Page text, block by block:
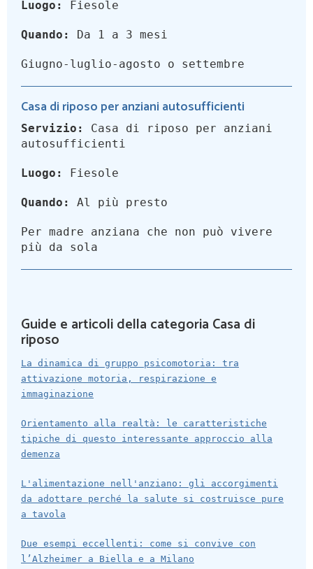
Luogo: Fiesole
Quando: Da 1 a 3 mesi
Giugno-luglio-agosto o settembre
Casa di riposo per anziani autosufficienti
Servizio:
Casa di riposo per anziani
autosufficienti
Luogo: Fiesole
Quando: Al più presto
Per madre anziana che non può vivere
più da sola
Guide e articoli della categoria Casa di
riposo
La dinamica di gruppo psicomotoria: tra
attivazione motoria, respirazione e
immaginazione
Orientamento alla realtà: le caratteristiche
tipiche di questo interessante approccio alla
demenza
L'alimentazione nell'anziano: gli accorgimenti
da adottare perché la salute si costruisce pure
a tavola
Due esempi eccellenti: come si convive con
l’Alzheimer a Biella e a Milano